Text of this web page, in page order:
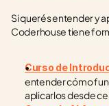
Si querés entender y
Coderhouse tiene
Curso de
entender cómo
aplicarlos desde